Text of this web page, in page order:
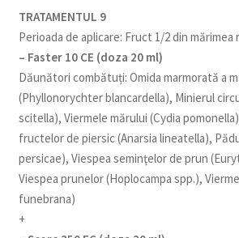
TRATAMENTUL 9
Perioada de aplicare: Fruct 1/2 din mărimea
– Faster 10 CE (doza 20 ml)
Dăunători combătuți: Omida marmorată a
(Phyllonorychter blancardella), Minierul
scitella), Viermele mărului (Cydia
fructelor de piersic (Anarsia lineatella),
persicae), Viespea seminţelor de prun
Viespea prunelor (Hoplocampa spp.),
funebrana)
+